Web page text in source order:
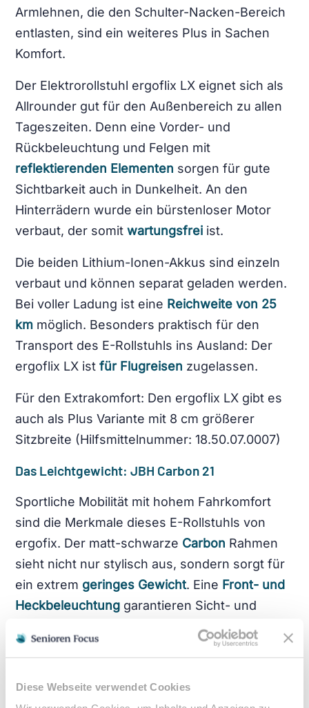
Diese Webseite verwendet Cookies
Armlehnen, die den Schulter-Nacken-Bereich
entlasten, sind ein weiteres Plus in Sachen
Komfort.
Der Elektrorollstuhl ergoflix LX eignet sich als
Allrounder gut für den Außenbereich zu allen
Tageszeiten. Denn eine Vorder- und
Rückbeleuchtung und Felgen mit
reflektierenden Elementen sorgen für gute
Sichtbarkeit auch in Dunkelheit. An den
Hinterrädern wurde ein bürstenloser Motor
verbaut, der somitwartungsfrei ist.
Die beiden Lithium-Ionen-Akkus sind einzeln
verbaut und können separat geladen werden.
Bei voller Ladung ist eine Reichweite von 25
km möglich. Besonders praktisch für den
Transport des E-Rollstuhls ins Ausland: Der
ergoflix LX istfür Flugreisen zugelassen.
Für den Extrakomfort: Den ergoflix LX gibt es
auch als Plus Variante mit 8 cm größerer
Sitzbreite (Hilfsmittelnummer: 18.50.07.0007)
Das Leichtgewicht:JBH Carbon 21
Sportliche Mobilität mit hohem Fahrkomfort
sind die Merkmale dieses E-Rollstuhls von
ergofix. Der matt-schwarze Carbon Rahmen
sieht nicht nur stylisch aus, sondern sorgt für
ein extrem geringes Gewicht. Eine Front- und
Heckbeleuchtung garantieren Sicht- und
Sichtbarkeit im Straßenverkehr.
Angetrieben wird der Elektrorollstuhl durch